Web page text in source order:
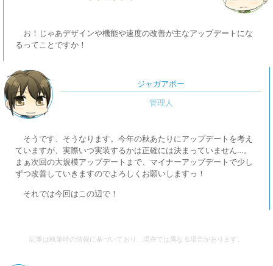
お！じゃあデザインや機能や速度の改善が主なアップデートにな
るってことですか！
ジャガアポー
そうです、そうなります。今年の秋あたりにアップデートを考え
ていますが、実際いつ実装するかは正確には決まっていません…。
まぁ次回の大規模アップデートまで、マイナーアップデートで少し
ずつ改善していきますのでよろしくお願いしますっ！
それでは今回はこの辺で！
記事は執筆時の情報に基づいており、現在では異なる場合があります。